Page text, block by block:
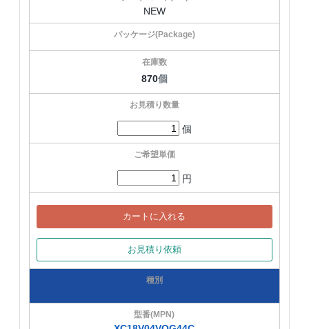
NEW
870個
個
円
カートに入れる
お見積り依頼